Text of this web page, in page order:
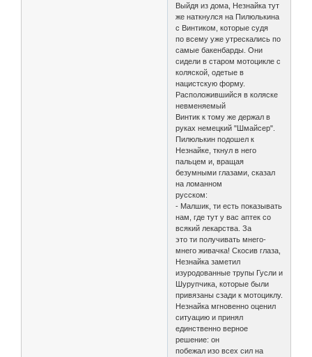
Выйдя из дома, Незнайка тут
же наткнулся на Пилюлькина
с Винтиком, которые судя
по всему уже утрескались по
самые бакенбарды. Они
сидели в старом мотоцикле с
коляской, одетые в
нацистскую форму.
Расположившийся в коляске
невменяемый
Винтик к тому же держал в
руках немецкий "Шмайсер".
Пилюлькин подошел к
Незнайке, ткнул в него
пальцем и, вращая
безумными глазами, сказал
на ломанном
русском:
- Малшик, ти есть показывать
нам, где тут у вас аптек со
всякий лекарства. За
это ти получивать мнего-
мнего живачка! Скосив глаза,
Незнайка заметил
изуродованные трупы Гусли и
Шурупчика, которые были
привязаны сзади к мотоциклу.
Незнайка мгновенно оценил
ситуацию и принял
единственно верное
решение: он
побежал изо всех сил на